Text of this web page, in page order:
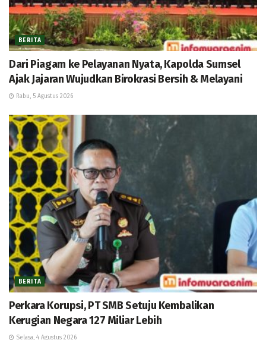
BERITA
Dari Piagam ke Pelayanan Nyata, Kapolda Sumsel
Ajak Jajaran Wujudkan Birokrasi Bersih & Melayani
Rabu, 5 Agustus 2026
BERITA
Perkara Korupsi, PT SMB Setuju Kembalikan
Kerugian Negara 127 Miliar Lebih
Selasa, 4 Agustus 2026